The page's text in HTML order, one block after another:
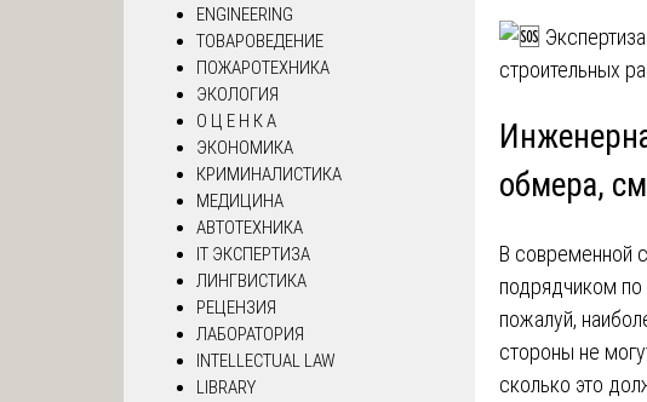
обмера,
В современной
подрядчиком
пожалуй,
стороны не
сколько это
ENGINEERING
ТОВАРОВЕДЕНИЕ
ПОЖАРОТЕХНИКА
ЭКОЛОГИЯ
О Ц Е Н К А
ЭКОНОМИКА
КРИМИНАЛИСТИКА
МЕДИЦИНА
АВТОТЕХНИКА
IT ЭКСПЕРТИЗА
ЛИНГВИСТИКА
РЕЦЕНЗИЯ
ЛАБОРАТОРИЯ
INTELLECTUAL LAW
LIBRARY